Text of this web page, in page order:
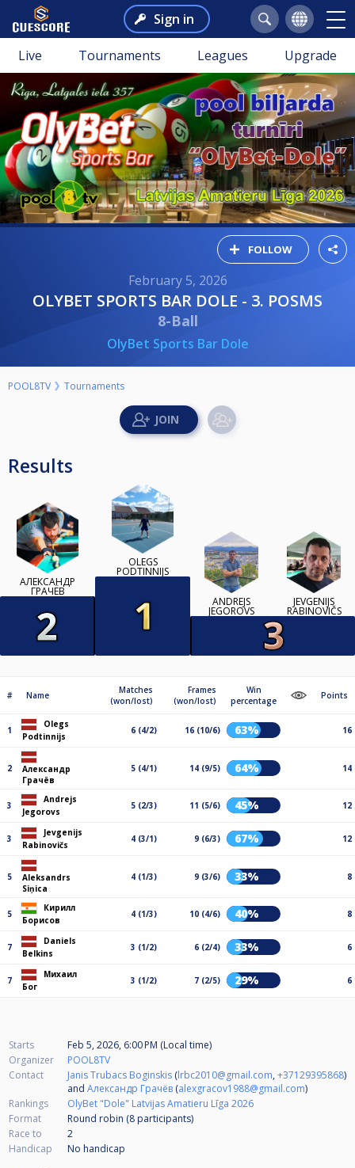
Sign in
Live Tournaments Leagues Upgrade
FOLLOW
February 5, 2026
OLYBET SPORTS BAR DOLE - 3. POSMS
8-Ball
OlyBet Sports Bar Dole
POOL8TV Tournaments
Results
АЛЕКСАНДР
ГРАЧЁВ
OLEGS
PODTINNIJS
ANDREJS
JEGOROVS
JEVGENIJS
RABINOVIČS
# Name
Matches
(won/lost)
Frames
(won/lost)
Win
percentage
Points
1
Olegs
Podtinnijs
6 (4/2) 16 (10/6) 63% 16
2
Александр
Грачёв
5 (4/1) 14 (9/5) 64% 14
3
Andrejs
Jegorovs
5 (2/3) 11 (5/6) 45% 12
3
Jevgenijs
Rabinovičs
4 (3/1) 9 (6/3) 67% 12
5
Aleksandrs
Siņica
4 (1/3) 9 (3/6) 33% 8
5
Кирилл
Борисов
4 (1/3) 10 (4/6) 40% 8
7
Daniels
Belkins
3 (1/2) 6 (2/4) 33% 6
7
Михаил
Бог
3 (1/2) 7 (2/5) 29% 6
Starts
Feb 5, 2026, 6:00 PM (Local time)
Organizer
POOL8TV
Contact
Janis Trubacs Boginskis (lrbc2010@gmail.com,+37129395868)
and Александр Грачёв (alexgracov1988@gmail.com)
Rankings
OlyBet "Dole" Latvijas Amatieru Līga 2026
Format
Round robin (8 participants)
Race to
2
Handicap
No handicap